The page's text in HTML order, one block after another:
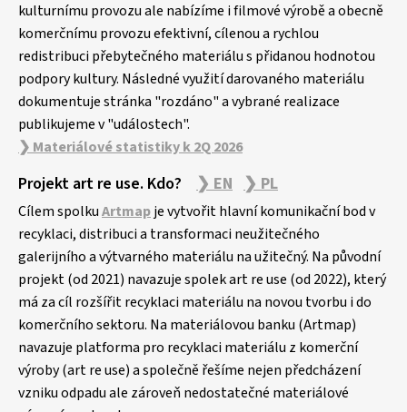
kulturnímu provozu ale nabízíme i filmové výrobě a obecně
komerčnímu provozu efektivní, cílenou a rychlou
redistribuci přebytečného materiálu s přidanou hodnotou
podpory kultury. Následné využití darovaného materiálu
dokumentuje stránka "rozdáno" a vybrané realizace
publikujeme v "událostech".
❯ Materiálové statistiky k 2Q 2026
Projekt art re use. Kdo? ❯ EN ❯ PL
Cílem spolkuArtmapje vytvořit hlavní komunikační bod v
recyklaci, distribuci a transformaci neužitečného
galerijního a výtvarného materiálu na užitečný. Na původní
projekt (od 2021) navazuje spolek art re use (od 2022), který
má za cíl rozšířit recyklaci materiálu na novou tvorbu i do
komerčního sektoru. Na materiálovou banku (Artmap)
navazuje platforma pro recyklaci materiálu z komerční
výroby (art re use) a společně řešíme nejen předcházení
vzniku odpadu ale zároveň nedostatečné materiálové